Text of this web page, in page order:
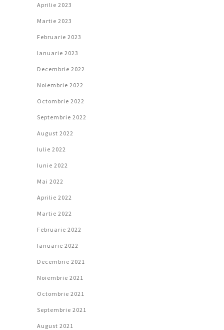
Aprilie 2023
Martie 2023
Februarie 2023
Ianuarie 2023
Decembrie 2022
Noiembrie 2022
Octombrie 2022
Septembrie 2022
August 2022
Iulie 2022
Iunie 2022
Mai 2022
Aprilie 2022
Martie 2022
Februarie 2022
Ianuarie 2022
Decembrie 2021
Noiembrie 2021
Octombrie 2021
Septembrie 2021
August 2021